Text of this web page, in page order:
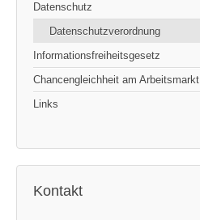
Datenschutz
Datenschutzverordnung
Informationsfreiheitsgesetz
Chancengleichheit am Arbeitsmarkt
Links
Kontakt